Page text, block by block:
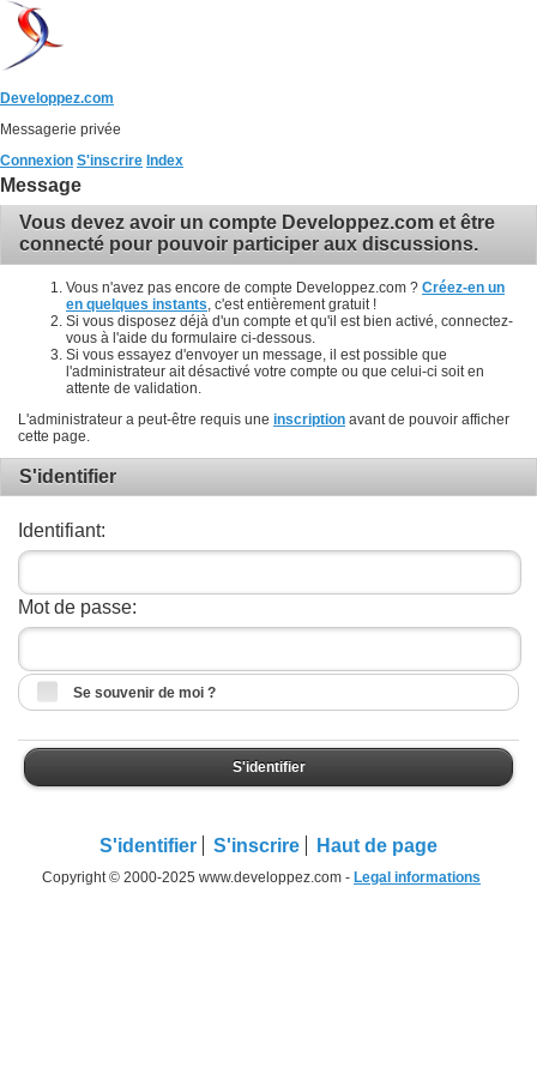
Developpez.com
Messagerie privée
Connexion S'inscrire Index
Message
Vous devez avoir un compte Developpez.com et être
connecté pour pouvoir participer aux discussions.
Vous n'avez pas encore de compte Developpez.com ? Créez-en un
en quelques instants , c'est entièrement gratuit !
Si vous disposez déjà d'un compte et qu'il est bien activé, connectez-
vous à l'aide du formulaire ci-dessous.
Si vous essayez d'envoyer un message, il est possible que
l'administrateur ait désactivé votre compte ou que celui-ci soit en
attente de validation.
L'administrateur a peut-être requis une inscription avant de pouvoir afficher
cette page.
S'identifier
Identifiant:
Mot de passe:
Se souvenir de moi ?
S'identifier
S'identifier S'inscrire Haut de page
Copyright © 2000-2025 www.developpez.com - Legal informations